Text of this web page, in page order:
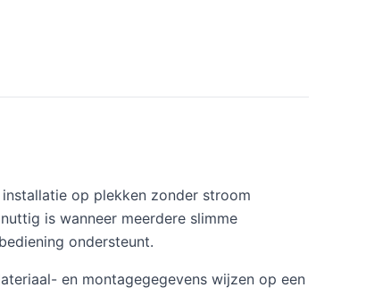
op plekken zonder stroom
is wanneer meerdere slimme
ondersteunt.
en montagegegevens wijzen op een